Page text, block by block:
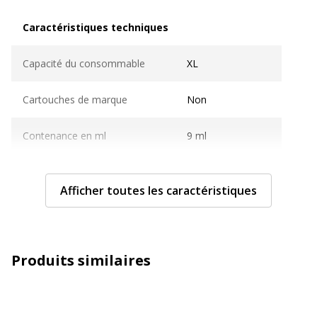
Caractéristiques techniques
Capacité du consommable XL
Cartouches de marque Non
Contenance en ml 9 ml
Couleur du consommable Jaune
Nombre de pages imprimables 450 pages
Afficher toutes les caractéristiques
Produits similaires